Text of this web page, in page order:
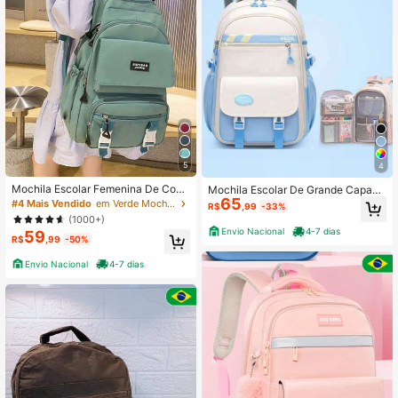
5
Mochila Escolar Femenina De Cost
as Reforçada
#4 Mais Vendido
em Verde Mochilas Femininas
(1000+)
R$59 ,99 -50%
Envio Nacional 4-7 dias
4
Mochila Escolar De Grande Capaci
dade Para Estudante Feminina lmpe
rmeável
R$65 ,99 -33%
Envio Nacional 4-7 dias